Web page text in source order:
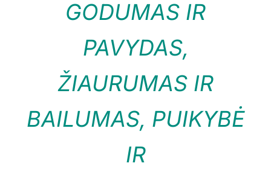
GODUMAS IR
PAVYDAS,
ŽIAURUMAS IR
BAILUMAS, PUIKYBĖ
IR